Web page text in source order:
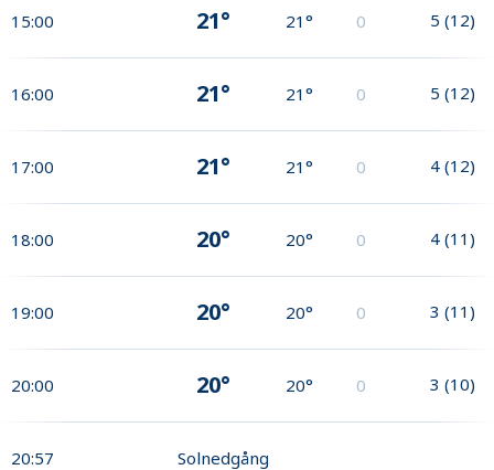
15:00 21° 21° 0 5 (12)
16:00 21° 21° 0 5 (12)
17:00 21° 21° 0 4 (12)
18:00 20° 20° 0 4 (11)
19:00 20° 20° 0 3 (11)
20:00 20° 20° 0 3 (10)
20:57 Solnedgång